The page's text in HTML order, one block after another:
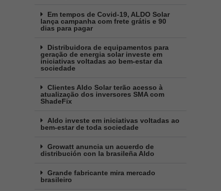
Em tempos de Covid-19, ALDO Solar
lança campanha com frete grátis e 90
dias para pagar
Distribuidora de equipamentos para
geração de energia solar investe em
iniciativas voltadas ao bem-estar da
sociedade
Clientes Aldo Solar terão acesso à
atualização dos inversores SMA com
ShadeFix
Aldo investe em iniciativas voltadas ao
bem-estar de toda sociedade
Growatt anuncia un acuerdo de
distribución con la brasileña Aldo
Grande fabricante mira mercado
brasileiro